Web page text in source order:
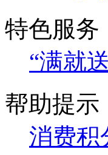
特色服务
“满就
帮助提示
消费积